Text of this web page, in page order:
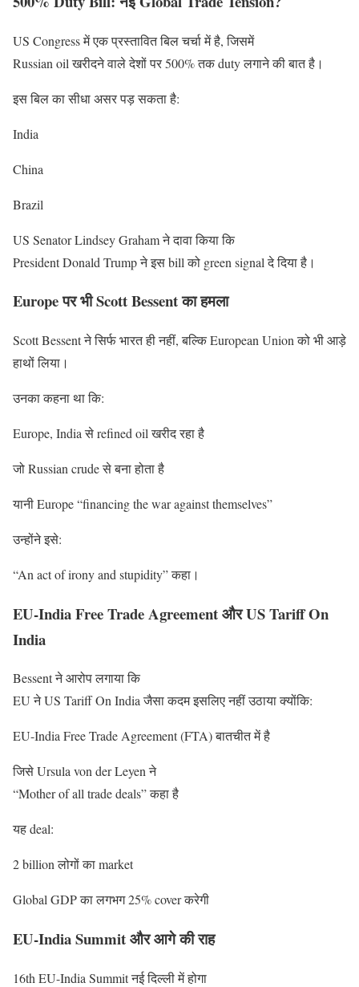
US Congress में एक प्रस्तावित बिल चर्चा में है, जिसमें
Russian oil खरीदने वाले देशों पर 500% तक duty लगाने की बात है।
इस बिल का सीधा असर पड़ सकता है:
India
China
Brazil
US Senator Lindsey Graham ने दावा किया कि
President Donald Trump ने इस bill को green signal दे दिया है।
Europe पर भी Scott Bessent का हमला
Scott Bessent ने सिर्फ भारत ही नहीं, बल्कि European Union को भी आड़े
हाथों लिया।
उनका कहना था कि:
Europe, India से refined oil खरीद रहा है
जो Russian crude से बना होता है
यानी Europe “financing the war against themselves”
उन्होंने इसे:
“An act of irony and stupidity” कहा।
EU-India Free Trade Agreement और US Tariff On
India
Bessent ने आरोप लगाया कि
EU ने US Tariff On India जैसा कदम इसलिए नहीं उठाया क्योंकि:
EU-India Free Trade Agreement (FTA) बातचीत में है
जिसे Ursula von der Leyen ने
“Mother of all trade deals” कहा है
यह deal:
2 billion लोगों का market
Global GDP का लगभग 25% cover करेगी
EU-India Summit और आगे की राह
16th EU-India Summit नई दिल्ली में होगा